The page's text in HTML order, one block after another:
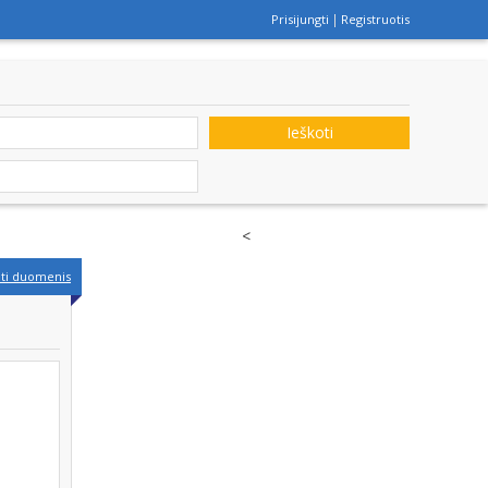
Prisijungti Registruotis
Ieškoti
duomenis
<